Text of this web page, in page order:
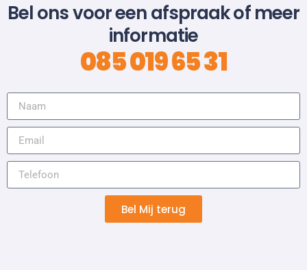
Bel ons voor een afspraak of meer
informatie
085 019 65 31
Bel Mij terug